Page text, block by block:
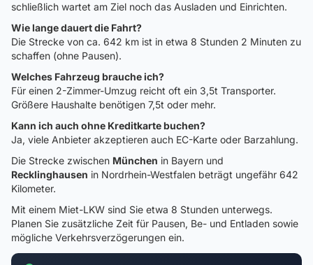
schließlich wartet am Ziel noch das Ausladen und Einrichten.
Wie lange dauert die Fahrt?
Die Strecke von ca. 642 km ist in etwa 8 Stunden 2 Minuten zu
schaffen (ohne Pausen).
Welches Fahrzeug brauche ich?
Für einen 2-Zimmer-Umzug reicht oft ein 3,5t Transporter.
Größere Haushalte benötigen 7,5t oder mehr.
Kann ich auch ohne Kreditkarte buchen?
Ja, viele Anbieter akzeptieren auch EC-Karte oder Barzahlung.
Die Strecke zwischen München in Bayern und
Recklinghausen in Nordrhein-Westfalen beträgt ungefähr 642
Kilometer.
Mit einem Miet-LKW sind Sie etwa 8 Stunden unterwegs.
Planen Sie zusätzliche Zeit für Pausen, Be- und Entladen sowie
mögliche Verkehrsverzögerungen ein.